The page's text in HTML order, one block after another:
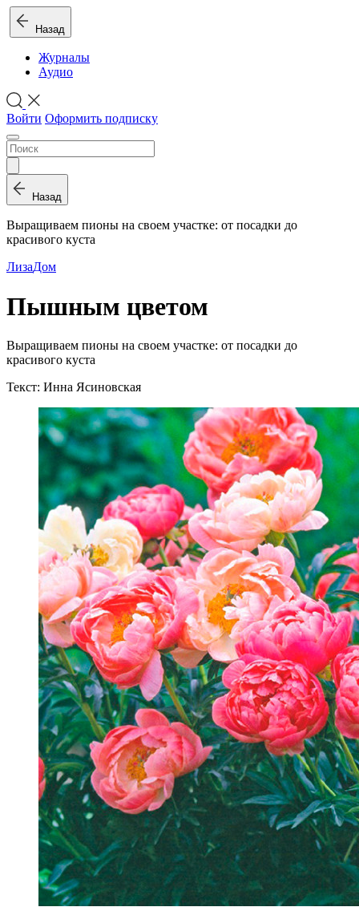
Назад
Журналы
Аудио
Войти Оформить подписку
Назад
Выращиваем пионы на своем участке: от посадки до
красивого куста
ЛизаДом
Пышным цветом
Выращиваем пионы на своем участке: от посадки до
красивого куста
Текст: Инна Ясиновская